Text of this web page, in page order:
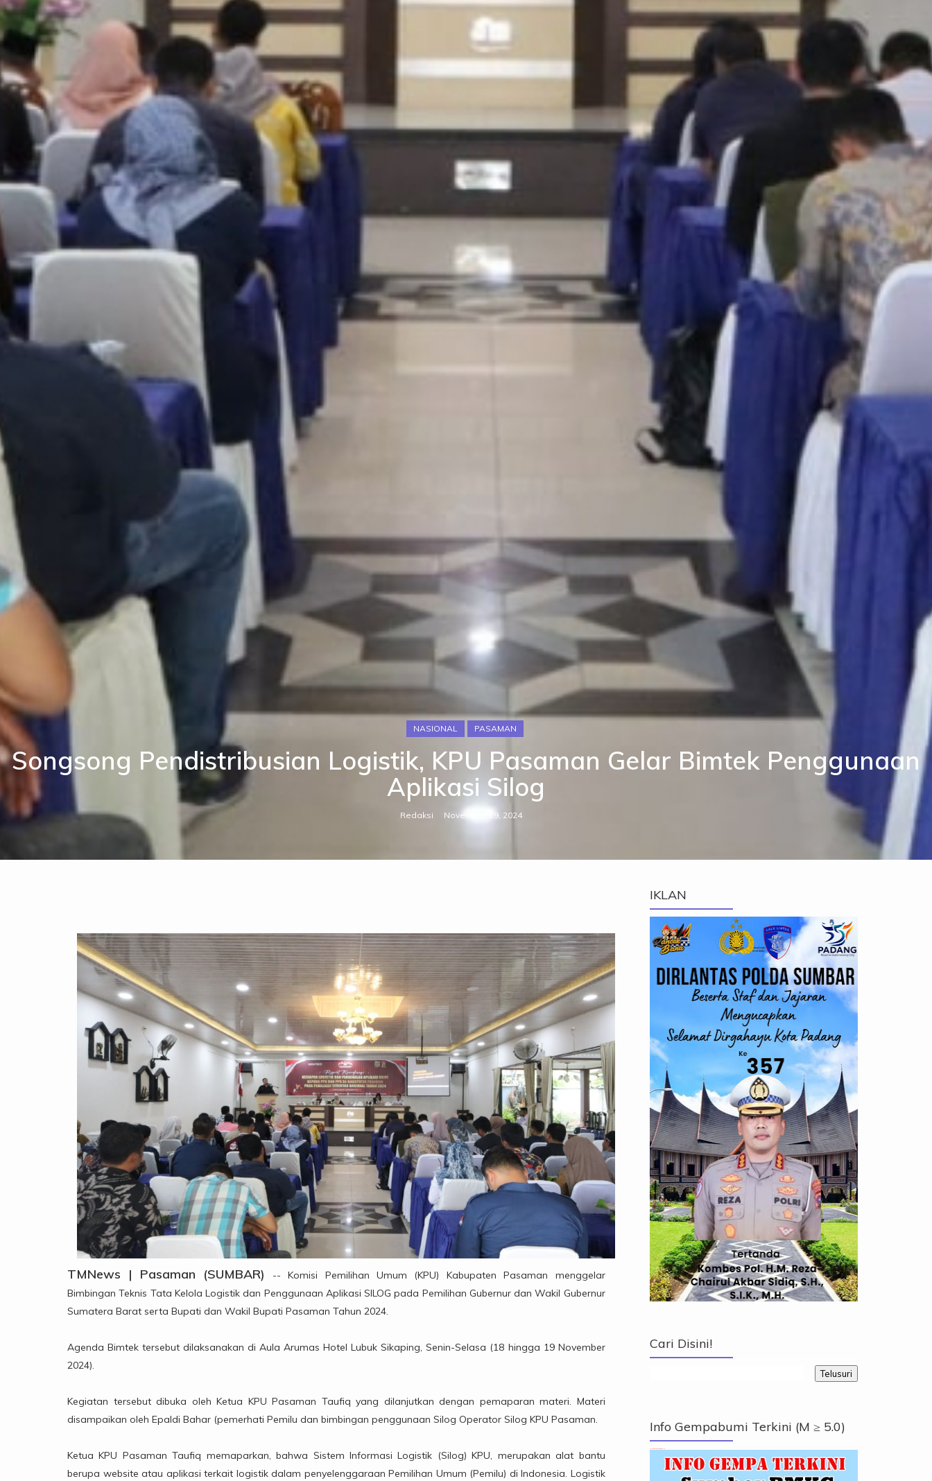
NASIONAL PASAMAN
Songsong Pendistribusian Logistik, KPU Pasaman Gelar Bimtek Penggunaan
Aplikasi Silog
Redaksi November 19, 2024
TMNews | Pasaman (SUMBAR)
-- Komisi Pemilihan Umum (KPU) Kabupaten Pasaman menggelar
Bimbingan Teknis Tata Kelola Logistik dan Penggunaan Aplikasi SILOG pada Pemilihan Gubernur dan Wakil Gubernur
Sumatera Barat serta Bupati dan Wakil Bupati Pasaman Tahun 2024.
Agenda Bimtek tersebut dilaksanakan di Aula Arumas Hotel Lubuk Sikaping, Senin-Selasa (18 hingga 19 November
2024).
Kegiatan tersebut dibuka oleh Ketua KPU Pasaman Taufiq yang dilanjutkan dengan pemaparan materi. Materi
disampaikan oleh Epaldi Bahar (pemerhati Pemilu dan bimbingan penggunaan Silog Operator Silog KPU Pasaman.
Ketua KPU Pasaman Taufiq memaparkan, bahwa Sistem Informasi Logistik (Silog) KPU, merupakan alat bantu
berupa website atau aplikasi terkait logistik dalam penyelenggaraan Pemilihan Umum (Pemilu) di Indonesia. Logistik
IKLAN
Cari Disini!
Info Gempabumi Terkini (M ≥ 5.0)